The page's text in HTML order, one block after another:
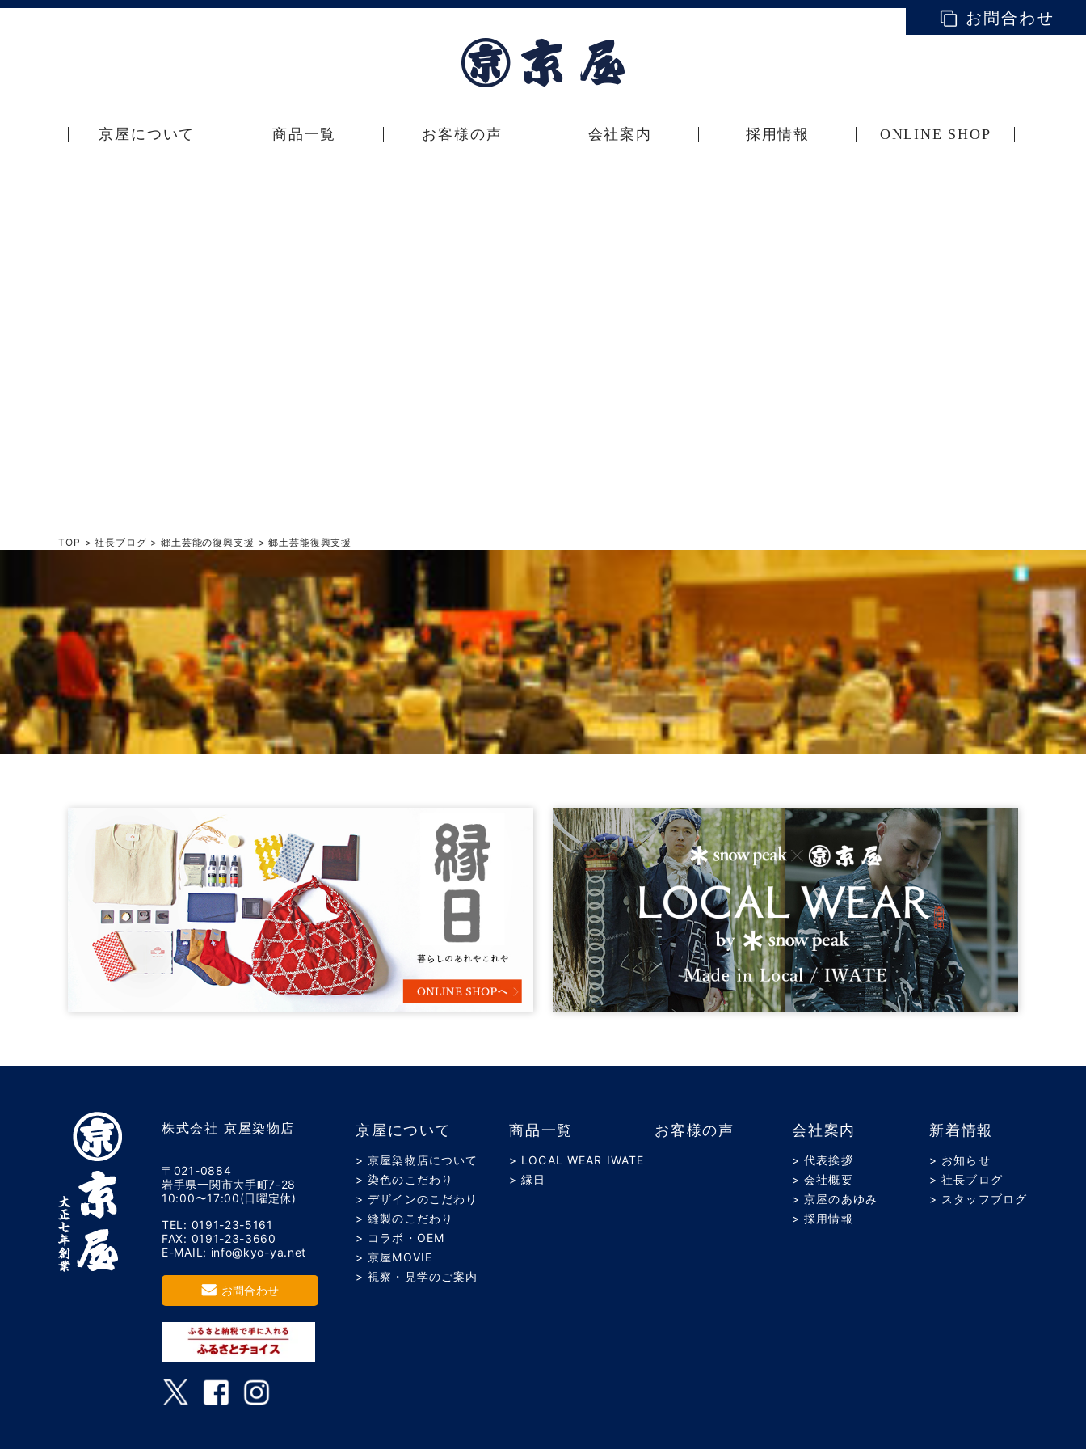
お問合わせ
京屋について 商品一覧 お客様の声 会社案内 採用情報 ONLINE SHOP
TOP >社長ブログ >郷土芸能の復興支援 > 郷土芸能復興支援
株式会社 京屋染物店
〒021-0884
岩手県一関市大手町7-28
10:00〜17:00(日曜定休)
TEL: 0191-23-5161
FAX: 0191-23-3660
E-MAIL: info@kyo-ya.net
お問合わせ
京屋について
> 京屋染物店について
> 染色のこだわり
> デザインのこだわり
> 縫製のこだわり
> コラボ・OEM
> 京屋MOVIE
> 視察・見学のご案内
商品一覧
> LOCAL WEAR IWATE
> 縁日
お客様の声 会社案内
> 代表挨拶
> 会社概要
> 京屋のあゆみ
> 採用情報
新着情報
> お知らせ
> 社長ブログ
> スタッフブログ